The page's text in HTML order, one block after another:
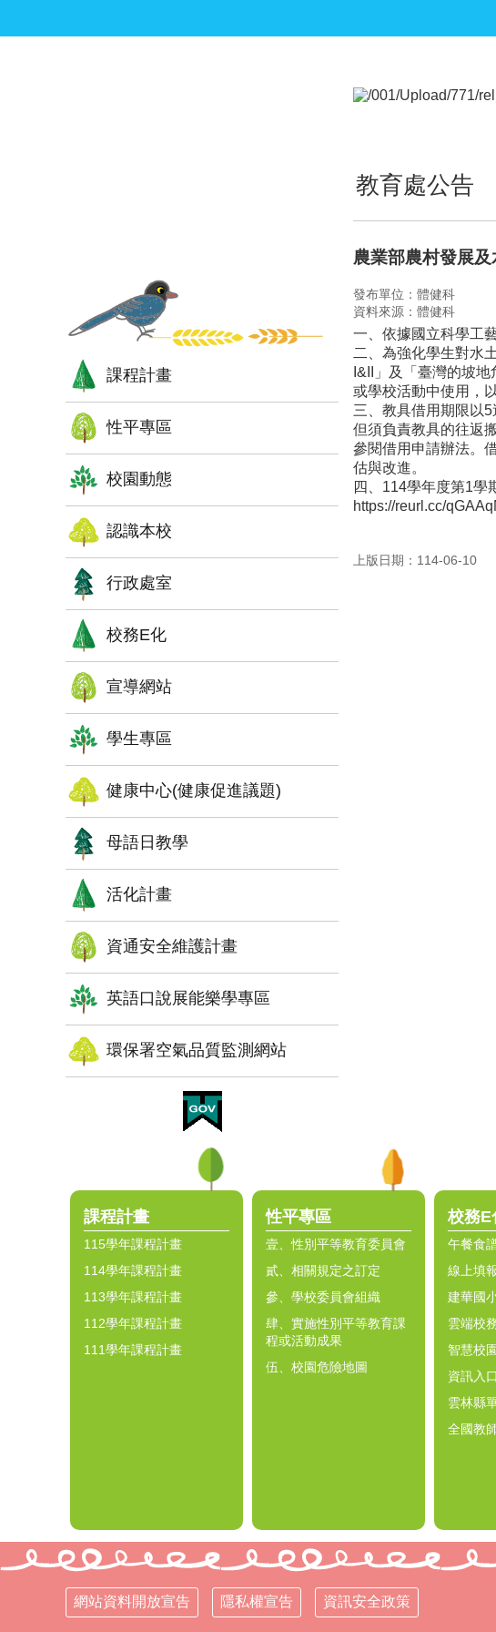
課程計畫
性平專區
校園動態
認識本校
行政處室
校務E化
宣導網站
學生專區
健康中心(健康促進議題)
母語日教學
活化計畫
資通安全維護計畫
英語口說展能樂學專區
環保署空氣品質監測網站
教育處公告
農業部農村發展
發布單位：體健科
資料來源：體健科
一、依據國立科學工
二、為強化學生對水
I&II」及「臺灣的坡
或學校活動中使用，
三、教具借用期限以
但須負責教具的往返
參閱借用申請辦法。
估與改進。
四、114學年度第1學
https://reurl.cc/
上版日期：114-06-10
課程計畫
115學年課程計畫
114學年課程計畫
113學年課程計畫
112學年課程計畫
111學年課程計畫
性平專區
壹、性別平等教育委員會
貳、相關規定之訂定
參、學校委員會組織
肆、實施性別平等教育課
程或活動成果
伍、校園危險地圖
校務E
午餐食
線上填
建華國
雲端校
智慧校
資訊入
雲林縣
全國教
網站資料開放宣告 隱私權宣告 資訊安全政策